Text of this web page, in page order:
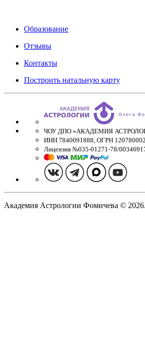
Образование
Отзывы
Контакты
Построить натальную карту
ЧОУ ДПО «АКАДЕМИЯ
ИНН 7840091888, ОГРН
Лицензия №035-01271-78/
Академия Астрологии Фомичева ©